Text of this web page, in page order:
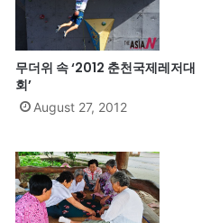
무더위 속 ‘2012 춘천국제레저대
회’
August 27, 2012